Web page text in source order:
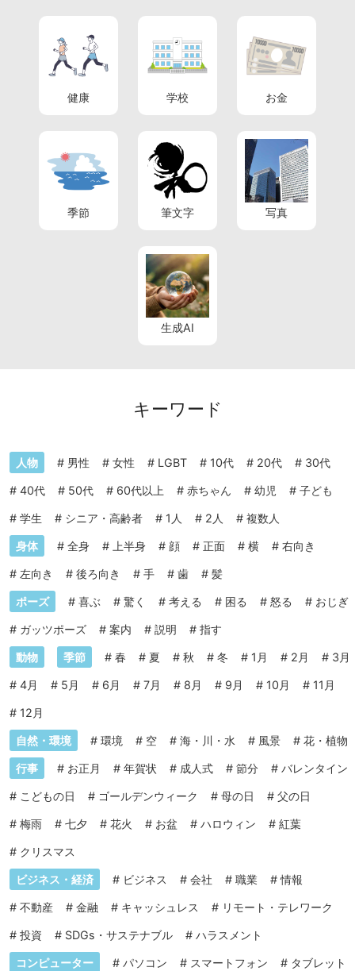
健康 学校 お金
季節 筆文字 写真
生成AI
キーワード
人物 # 男性 # 女性 # LGBT # 10代 # 20代 # 30代
# 40代 # 50代 # 60代以上 # 赤ちゃん # 幼児 # 子ども
# 学生 # シニア・高齢者 # 1人 # 2人 # 複数人
身体 # 全身 # 上半身 # 顔 # 正面 # 横 # 右向き
# 左向き # 後ろ向き # 手 # 歯 # 髪
ポーズ # 喜ぶ # 驚く # 考える # 困る # 怒る # おじぎ
# ガッツポーズ # 案内 # 説明 # 指す
動物 季節 # 春 # 夏 # 秋 # 冬 # 1月 # 2月 # 3月
# 4月 # 5月 # 6月 # 7月 # 8月 # 9月 # 10月 # 11月
# 12月
自然・環境 # 環境 # 空 # 海・川・水 # 風景 # 花・植物
行事 # お正月 # 年賀状 # 成人式 # 節分 # バレンタイン
# こどもの日 # ゴールデンウィーク # 母の日 # 父の日
# 梅雨 # 七夕 # 花火 # お盆 # ハロウィン # 紅葉
# クリスマス
ビジネス・経済 # ビジネス # 会社 # 職業 #情報
# 不動産 # 金融 # キャッシュレス # リモート・テレワーク
# 投資 # SDGs・サステナブル # ハラスメント
コンピューター # パソコン # スマートフォン # タブレット